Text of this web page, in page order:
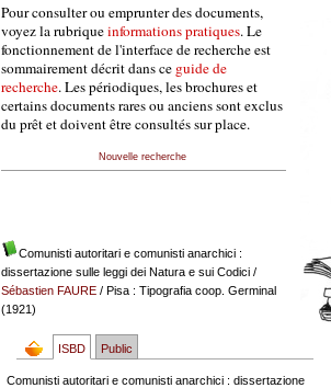
Pour consulter ou emprunter des documents,
voyez la rubriqueinformations pratiques. Le
fonctionnement de l'interface de recherche est
sommairement décrit dans ce guide de
recherche. Les périodiques, les brochures et
certains documents rares ou anciens sont exclus
du prêt et doivent être consultés sur place.
Nouvelle recherche
Comunisti autoritari e comunisti anarchici :
dissertazione sulle leggi dei Natura e sui Codici/
Sébastien FAURE/ Pisa : Tipografia coop. Germinal
(1921)
ISBD Public
Comunisti autoritari e comunisti anarchici : dissertazione